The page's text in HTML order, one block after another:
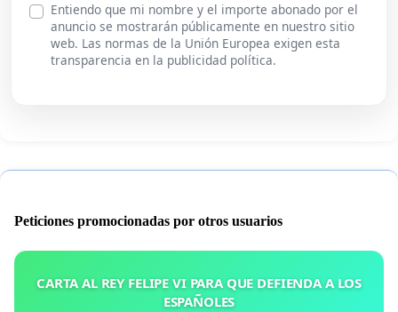
Entiendo que mi nombre y el importe abonado por el
anuncio se mostrarán públicamente en nuestro sitio
web. Las normas de la Unión Europea exigen esta
transparencia en la publicidad política.
Peticiones promocionadas por otros usuarios
CARTA AL REY FELIPE VI PARA QUE DEFIENDA A LOS
ESPAÑOLES